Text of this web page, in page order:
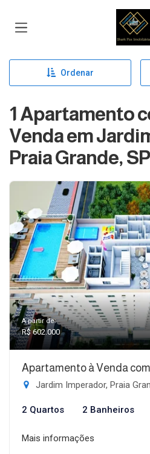
Ordenar
1 Apartamento
Venda em
Praia Grande, SP
A partir de:
R$ 602.000
Apartamento à Venda
Jardim Imperador, Praia
2 Quartos 2 Banheiros
Mais informações